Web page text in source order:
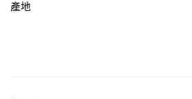
產地